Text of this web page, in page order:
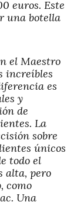
euros. Este
una botella
el Maestro
increíbles
es
y
de
La
sobre
únicos
todo el
alta, pero
como
Una